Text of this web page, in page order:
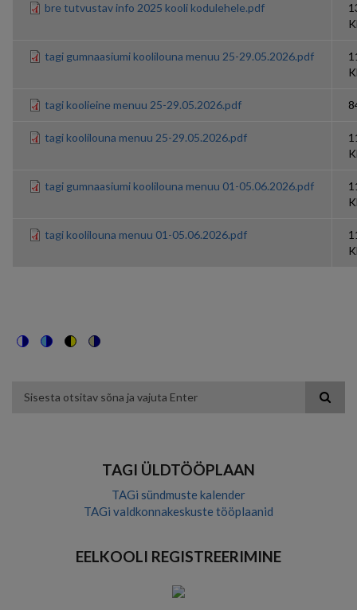
bre tutvustav info 2025 kooli kodulehele.pdf
tagi gumnaasiumi koolilouna menuu 25-29.05.2026.pdf
tagi koolieine menuu 25-29.05.2026.pdf
tagi koolilouna menuu 25-29.05.2026.pdf
tagi gumnaasiumi koolilouna menuu 01-05.06.2026.pdf
tagi koolilouna menuu 01-05.06.2026.pdf
color
high
soft
theme
TAGI ÜLDTÖÖPLAAN
TAGi sündmuste kalender
TAGi valdkonnakeskuste tööplaanid
EELKOOLI REGISTREERIMINE